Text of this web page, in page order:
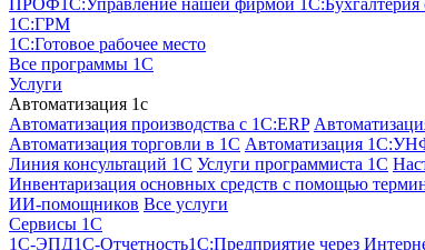
ПРОФ1С:Управление нашей фирмой
1С:ГРМ
1С:Готовое рабочее место
Все программы 1С
Услуги
Автоматизация 1с
Автоматизация производства с 1C:ERP
Автоматизация торговли в 1С Автоматизация
Линия консультаций 1С Услуги программиста 1С
Инвентаризация основных средств с помощью
ИИ-помощников Все услуги
Сервисы 1С
1С-ЭПД1C-Отчетность1С:Предприятие через